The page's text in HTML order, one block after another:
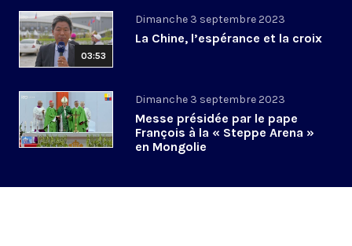
03:53
Dimanche 3 septembre 2023
La Chine, l’espérance et la croix
Dimanche 3 septembre 2023
Messe présidée par le pape
François à la « Steppe Arena »
en Mongolie